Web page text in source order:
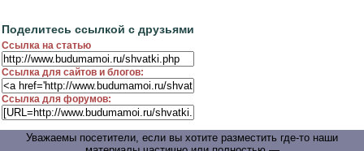
Поделитесь ссылкой с друзьями
Ссылка на статью
Ссылка для сайтов и блогов:
Ссылка для форумов:
Уважаемы посетители, если вы хотите разместить где-то наши